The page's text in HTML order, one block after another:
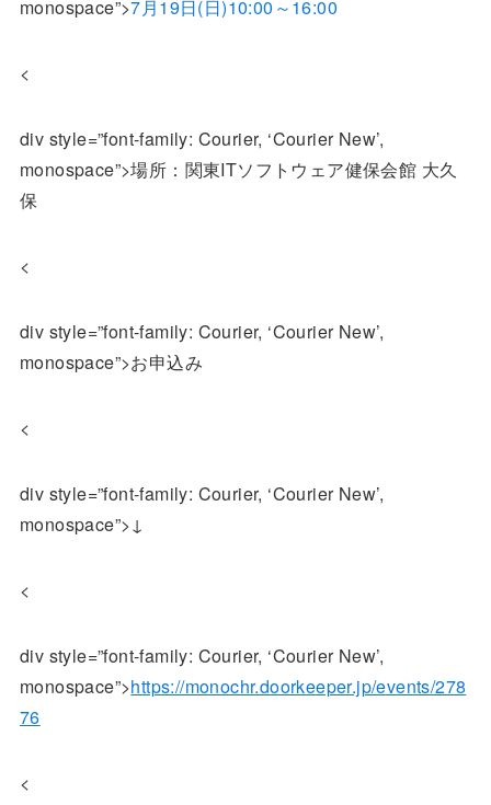
monospace”>7月19日(日)10:00～16:00
<
div style=”font-family: Courier, ‘Courier New’,
monospace”>場所：関東ITソフトウェア健保会館 大久
保
<
div style=”font-family: Courier, ‘Courier New’,
monospace”>お申込み
<
div style=”font-family: Courier, ‘Courier New’,
monospace”>↓
<
div style=”font-family: Courier, ‘Courier New’,
monospace”>https://monochr.doorkeeper.jp/events/278
76
<